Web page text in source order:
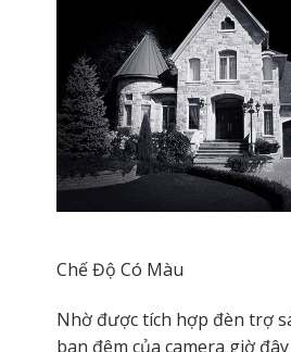
Chế Độ Có Màu
Nhờ được tích hợp đèn trợ
ban đêm của camera giờ